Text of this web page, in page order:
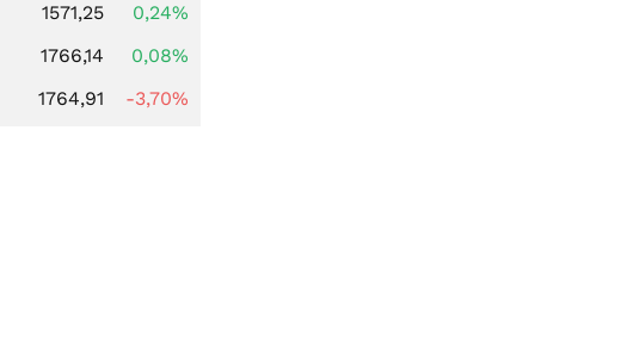
1571,25
0,24%
1766,14
0,08%
1764,91 -3,70%